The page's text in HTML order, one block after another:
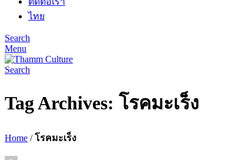
ไทย
Search
Menu
Search
Tag Archives: โรคมะเร็ง
Home /โรคมะเร็ง